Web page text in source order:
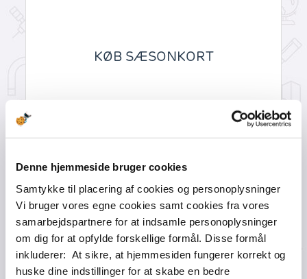
Denne hjemmeside bruger cookies
Samtykke til placering af cookies og personoplysninger
Vi bruger vores egne cookies samt cookies fra vores
samarbejdspartnere for at indsamle personoplysninger
om dig for at opfylde forskellige formål. Disse formål
inkluderer: At sikre, at hjemmesiden fungerer korrekt og
huske dine indstillinger for at skabe en bedre
KØB SÆSONKORT